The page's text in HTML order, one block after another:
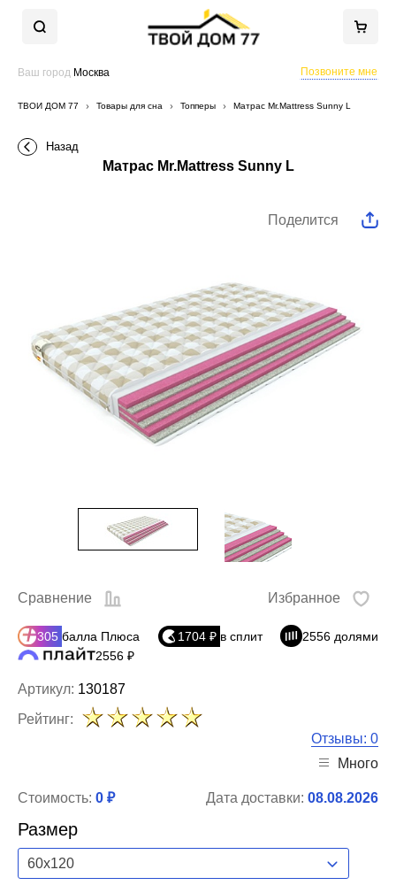
Ваш город Москва Позвоните мне
ТВОЙ ДОМ 77 Товары для сна Топперы Матрас Mr.Mattress Sunny L
Назад
Матрас Mr.Mattress Sunny L
Поделится
Артикул: 130187
Сравнение Избранное
305 балла Плюса 1704 ₽ в сплит
2556 долями
2556 ₽
Рейтинг:
Отзывы: 0
Много
Стоимость: 0 ₽ Дата доставки: 08.08.2026
Размер
60x120